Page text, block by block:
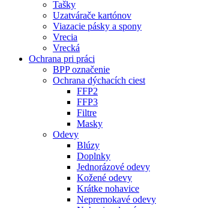
Tašky
Uzatvárače kartónov
Viazacie pásky a spony
Vrecia
Vrecká
Ochrana pri práci
BPP označenie
Ochrana dýchacích ciest
FFP2
FFP3
Filtre
Masky
Odevy
Blúzy
Doplnky
Jednorázové odevy
Kožené odevy
Krátke nohavice
Nepremokavé odevy